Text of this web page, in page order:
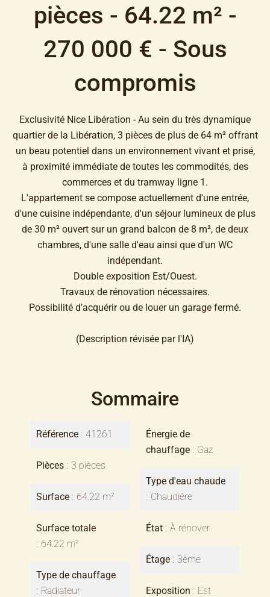
pièces - 64.22 m² -
270 000 € - Sous
compromis
Exclusivité Nice Libération - Au sein du très dynamique
quartier de la Libération, 3 pièces de plus de 64 m² offrant
un beau potentiel dans un environnement vivant et prisé,
à proximité immédiate de toutes les commodités, des
commerces et du tramway ligne 1.
L'appartement se compose actuellement d'une entrée,
d'une cuisine indépendante, d'un séjour lumineux de plus
de 30 m² ouvert sur un grand balcon de 8 m², de deux
chambres, d'une salle d'eau ainsi que d'un WC
indépendant.
Double exposition Est/Ouest.
Travaux de rénovation nécessaires.
Possibilité d'acquérir ou de louer un garage fermé.
(Description révisée par l'IA)
Sommaire
Référence 41261
Pièces 3 pièces
Surface 64.22 m²
Surface totale
64.22 m²
Type de chauffage
Radiateur
Énergie de
chauffage
Gaz
Type d'eau chaude
Chaudière
État À rénover
Étage 3ème
Exposition Est